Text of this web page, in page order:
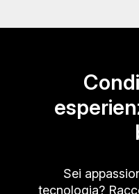
Sei
tecnologia?